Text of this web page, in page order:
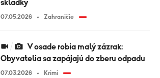
skládky
07.05.2026 Zahraničie
Obyvatelia sa zapájajú do zberu odpadu
07.03.2026 Krimi